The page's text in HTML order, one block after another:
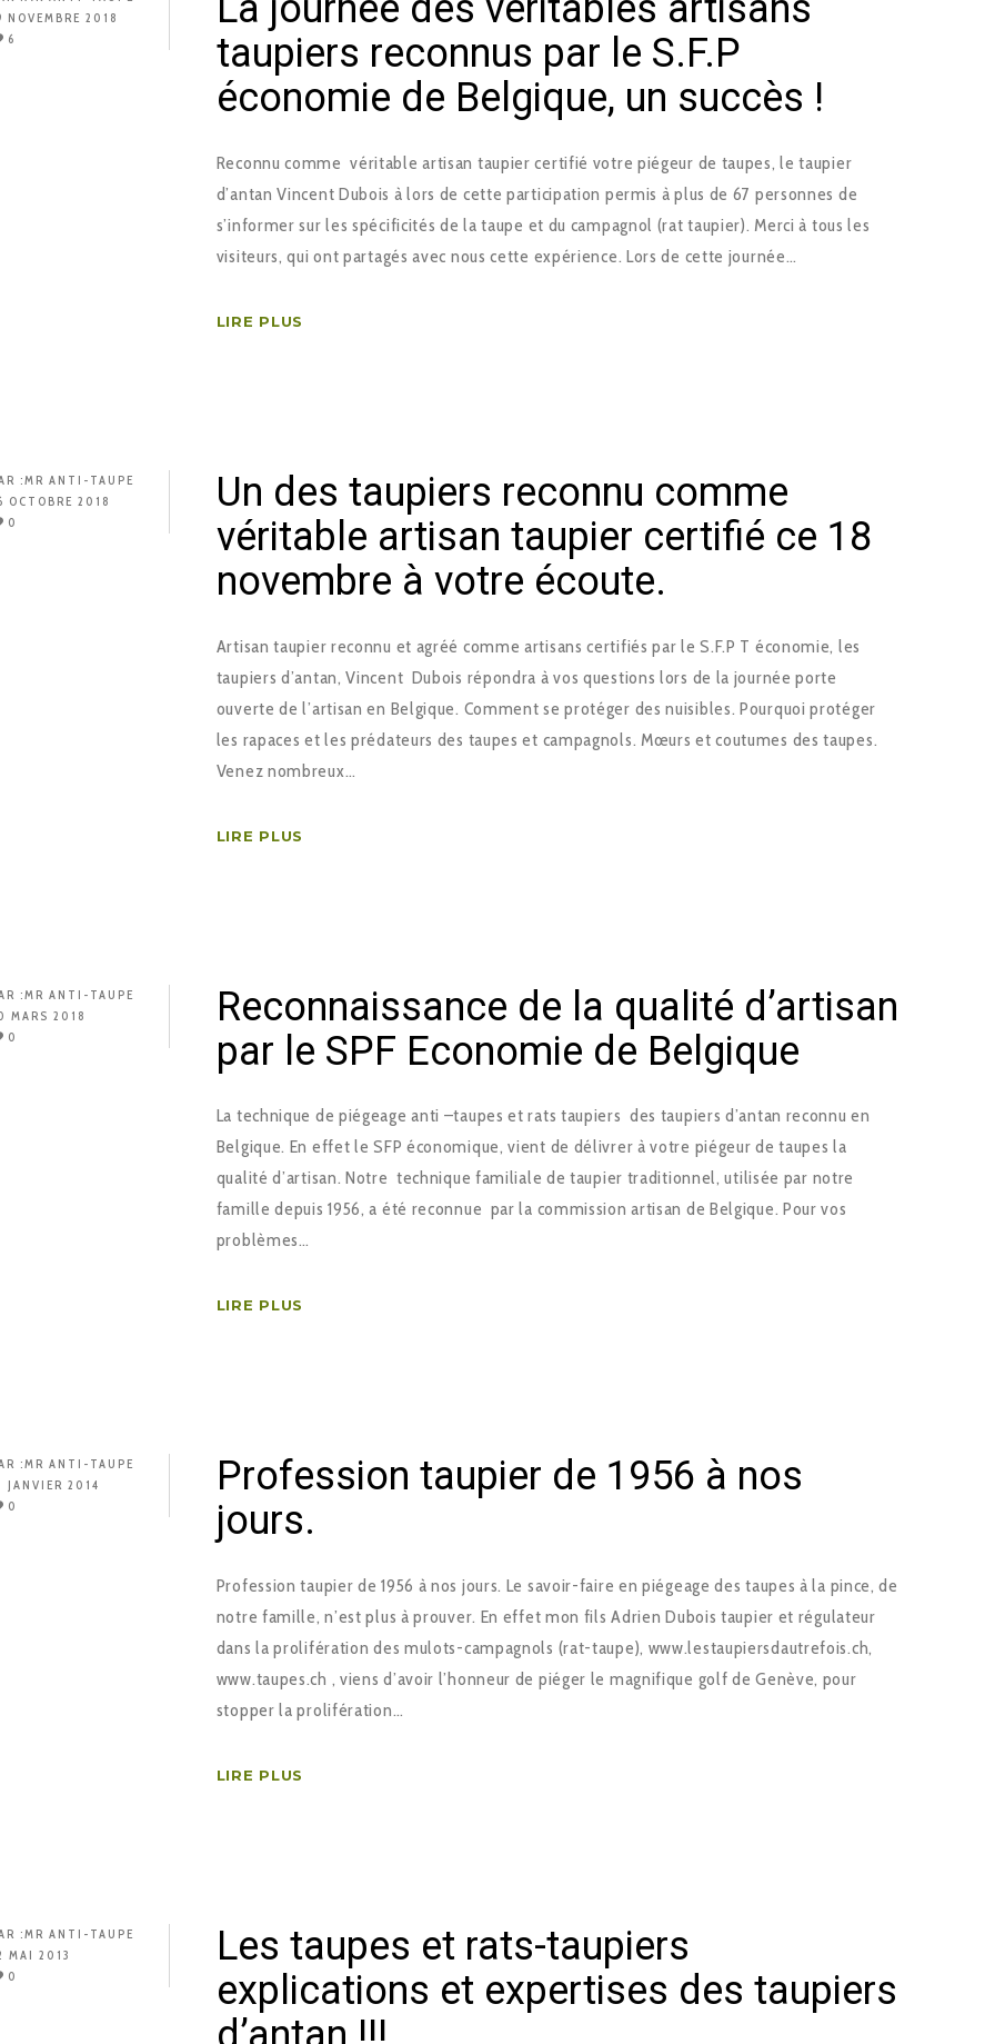
NOVEMBRE 2018
6
taupiers reconnus par le S.F.P
économie de Belgique, un succès !
Reconnu comme véritable artisan taupier certifié votre piégeur de taupes, le taupier
d’antan Vincent Dubois à lors de cette participation permis à plus de 67 personnes de
s’informer sur les spécificités de la taupe et du campagnol (rat taupier). Merci à tous les
visiteurs, qui ont partagés avec nous cette expérience. Lors de cette journée…
LIRE PLUS
:MR ANTI-TAUPE
OCTOBRE 2018
0
Un des taupiers reconnu comme
véritable artisan taupier certifié ce 18
novembre à votre écoute.
Artisan taupier reconnu et agréé comme artisans certifiés par le S.F.P T économie, les
taupiers d’antan, Vincent Dubois répondra à vos questions lors de la journée porte
ouverte de l’artisan en Belgique. Comment se protéger des nuisibles. Pourquoi protéger
les rapaces et les prédateurs des taupes et campagnols. Mœurs et coutumes des taupes.
Venez nombreux…
LIRE PLUS
:MR ANTI-TAUPE
MARS 2018
0
Reconnaissance de la qualité d’artisan
par le SPF Economie de Belgique
La technique de piégeage anti –taupes et rats taupiers des taupiers d’antan reconnu en
Belgique. En effet le SFP économique, vient de délivrer à votre piégeur de taupes la
qualité d’artisan. Notre technique familiale de taupier traditionnel, utilisée par notre
famille depuis 1956, a été reconnue par la commission artisan de Belgique. Pour vos
problèmes…
LIRE PLUS
:MR ANTI-TAUPE
JANVIER 2014
0
Profession taupier de 1956 à nos
jours.
Profession taupier de 1956 à nos jours. Le savoir-faire en piégeage des taupes à la pince, de
notre famille, n’est plus à prouver. En effet mon fils Adrien Dubois taupier et régulateur
dans la prolifération des mulots-campagnols (rat-taupe), www.lestaupiersdautrefois.ch,
www.taupes.ch , viens d’avoir l’honneur de piéger le magnifique golf de Genève, pour
stopper la prolifération…
LIRE PLUS
:MR ANTI-TAUPE
MAI 2013
0
Les taupes et rats-taupiers
explications et expertises des taupiers